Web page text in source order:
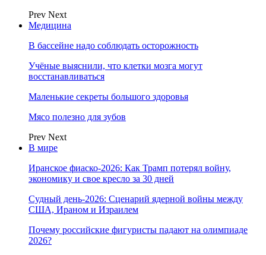
Prev Next
Медицина
В бассейне надо соблюдать осторожность
Учёные выяснили, что клетки мозга могут
восстанавливаться
Маленькие секреты большого здоровья
Мясо полезно для зубов
Prev Next
В мире
Иранское фиаско-2026: Как Трамп потерял войну,
экономику и свое кресло за 30 дней
Судный день-2026: Сценарий ядерной войны между
США, Ираном и Израилем
Почему российские фигуристы падают на олимпиаде
2026?